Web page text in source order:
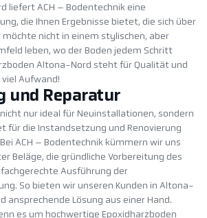
liefert ACH – Bodentechnik eine
die Ihnen Ergebnisse bietet, die sich über
möchte nicht in einem stylischen, aber
leben, wo der Boden jedem Schritt
Altona-Nord steht für Qualität und
Aufwand!
und Reparatur
nur ideal für Neuinstallationen, sondern
für die Instandsetzung und Renovierung
ACH – Bodentechnik kümmern wir uns
Beläge, die gründliche Vorbereitung des
Ausführung der
So bieten wir unseren Kunden in Altona-
ansprechende Lösung aus einer Hand.
es um hochwertige Epoxidharzboden